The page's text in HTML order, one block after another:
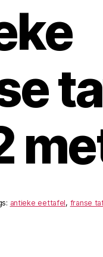
antieke eettafel, franse